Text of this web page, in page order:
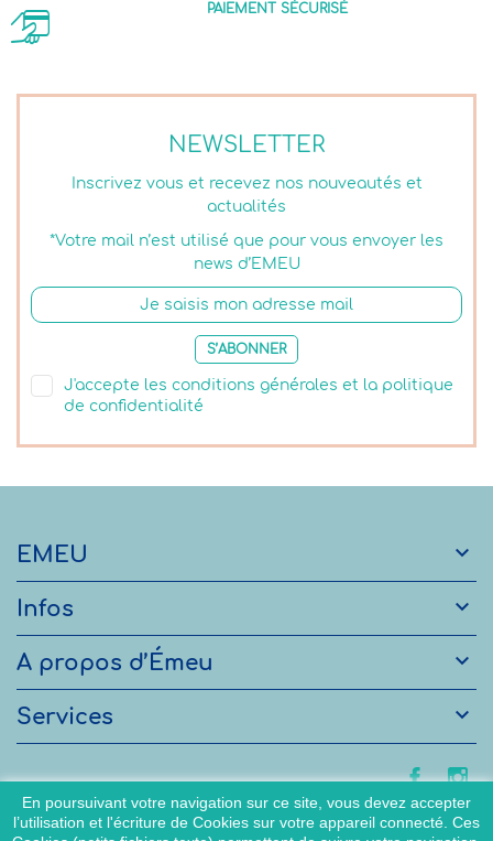
NEWSLETTER
Inscrivez vous et recevez nos nouveautés et
actualités
*Votre mail n’est utilisé que pour vous envoyer les
news d’EMEU
S’ABONNER
J'accepte les conditions générales et la politique
de confidentialité
PAIEMENT SÉCURISÉ
EMEU 
Infos 
A propos d’Émeu 
Services 
En poursuivant votre navigation sur ce site, vous devez accepter
l’utilisation et l'écriture de Cookies sur votre appareil connecté. Ces